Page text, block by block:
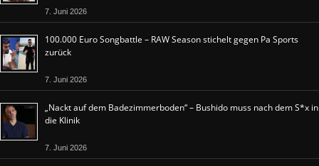
7. Juni 2026
100.000 Euro Songbattle – RAW Season stichelt gegen Pa Sports
zurück
7. Juni 2026
„Nackt auf dem Badezimmerboden“ – Bushido muss nach dem S*x in
die Klinik
7. Juni 2026